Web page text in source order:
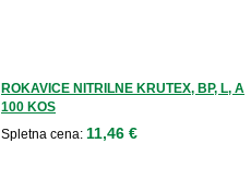
ROKAVICE NITRILNE KRUTEX, BP, L, A
100 KOS
Spletna cena: 11,46 €